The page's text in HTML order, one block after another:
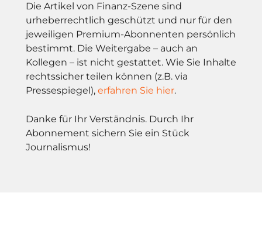
Die Artikel von Finanz-Szene sind
urheberrechtlich geschützt und nur für den
jeweiligen Premium-Abonnenten persönlich
bestimmt. Die Weitergabe – auch an
Kollegen – ist nicht gestattet. Wie Sie Inhalte
rechtssicher teilen können (z.B. via
Pressespiegel), erfahren Sie hier.
Danke für Ihr Verständnis. Durch Ihr
Abonnement sichern Sie ein Stück
Journalismus!